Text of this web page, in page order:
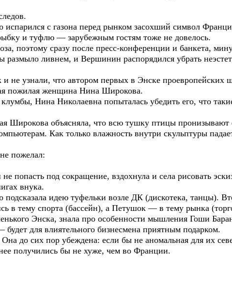
испарился с газона перед рынком засохший символ
и туфлю — зарубежным гостям тоже не довелось.
поэтому сразу после пресс-конференции и банкета,
размыло ливнем, и Вершинин распорядился убрать
не узнали, что автором первых в Энске проевропейских
пожилая женщина Нина Широкова.
Нина Николаевна попыталась убедить его, что
Широкова объясняла, что всю тушку птицы пронизывают
Как только влажность внутри скульптуры
пожелал:
попасть под сокращение, вздохнула и села рисовать
внука.
подсказала идею туфельки возле ДК (дискотека, танцы).
в тему спорта (бассейн), а Петушок — в тему рынка
Энска, знала про особенности мышления Гоши
для влиятельного бизнесмена приятным подарком.
до сих пор убеждена: если бы не аномальная для их
получились бы не хуже, чем во Франции.